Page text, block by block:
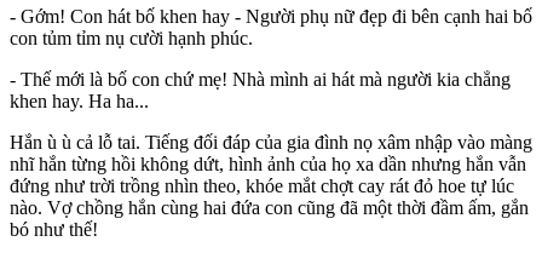
- Gớm! Con hát bố khen hay - Người phụ nữ đẹp đi bên cạnh hai bố
con tủm tỉm nụ cười hạnh phúc.
- Thế mới là bố con chứ mẹ! Nhà mình ai hát mà người kia chẳng
khen hay. Ha ha...
Hắn ù ù cả lỗ tai. Tiếng đối đáp của gia đình nọ xâm nhập vào màng
nhĩ hắn từng hồi không dứt, hình ảnh của họ xa dần nhưng hắn vẫn
đứng như trời trồng nhìn theo, khóe mắt chợt cay rát đỏ hoe tự lúc
nào. Vợ chồng hắn cùng hai đứa con cũng đã một thời đầm ấm, gắn
bó như thế!